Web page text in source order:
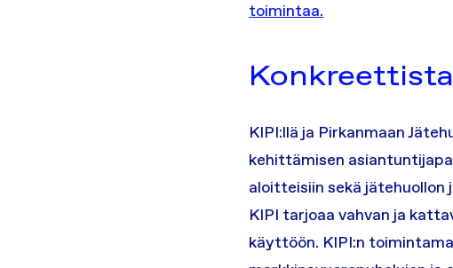
toimintaa.
KIPI:llä ja Pirkanmaan
kehittämisen
aloitteisiin sekä
KIPI tarjoaa vahvan ja
käyttöön. KIPI:n